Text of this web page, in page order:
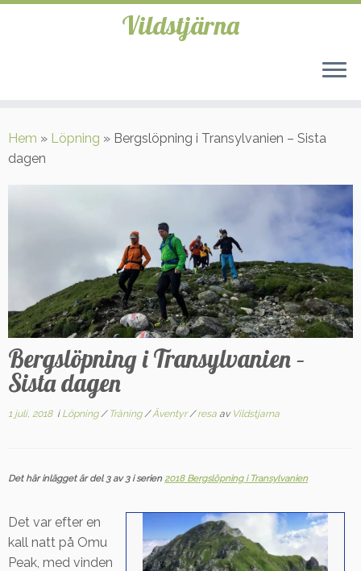
till
innehåll
Vildstjärna
Hem » Löpning » Bergslöpning i Transylvanien – Sista
dagen
Bergslöpning i Transylvanien –
Sista dagen
1 juli, 2018i Löpning/ Träning/Äventyr/resa av Vildstjarna
Det här inlägget är del 3 av 3 i serien2018 Bergslöpning i Transylvanien
Det var efter en
kall natt på Omu
Peak, med vinden